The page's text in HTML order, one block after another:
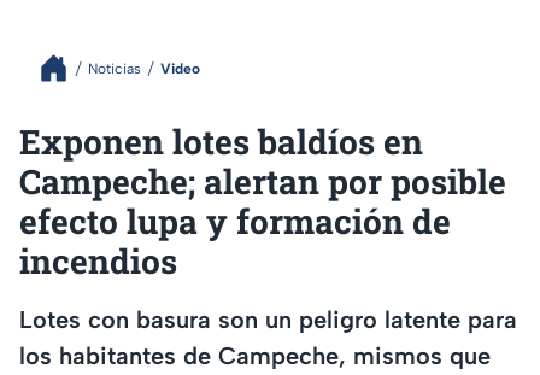
Noticias Video
Exponen lotes baldíos en
Campeche; alertan por posible
efecto lupa y formación de
incendios
Lotes con basura son un peligro latente para
los habitantes de Campeche, mismos que